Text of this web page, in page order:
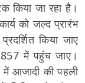
किया जा रहा है।
को जल्द प्रारंभ
किया जाए
में पहुंच जाए।
में आजादी की पहली